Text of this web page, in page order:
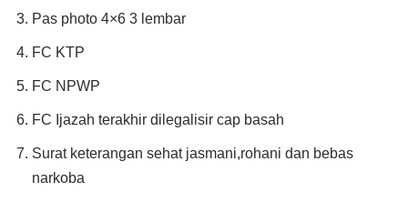
Pas photo 4×6 3 lembar
FC KTP
FC NPWP
FC Ijazah terakhir dilegalisir cap basah
Surat keterangan sehat jasmani,rohani dan bebas
narkoba